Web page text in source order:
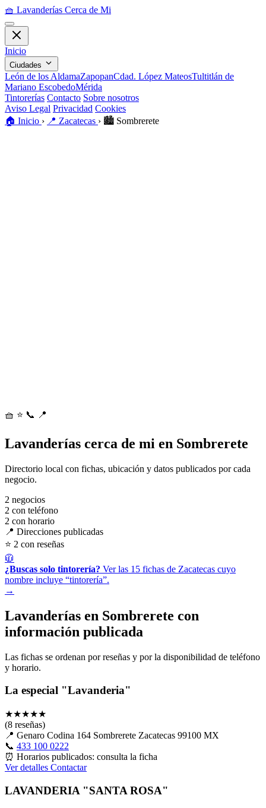
🧺 Lavanderías Cerca de Mi
Inicio
Ciudades
León de los AldamaZapopanCdad. López MateosTultitlán de
Mariano EscobedoMérida
Tintorerías Contacto Sobre nosotros
Aviso Legal Privacidad Cookies
🏠 Inicio › 📍 Zacatecas › 🏙️ Sombrerete
🧺 ⭐ 📞 📍
Lavanderías cerca de mi en Sombrerete
Directorio local con fichas, ubicación y datos publicados por cada
negocio.
2 negocios
2 con teléfono
2 con horario
📍 Direcciones publicadas
⭐ 2 con reseñas
🧥
¿Buscas solo tintorería? Ver las 15 fichas de Zacatecas cuyo
nombre incluye “tintorería”.
→
Lavanderías en Sombrerete con
información publicada
Las fichas se ordenan por reseñas y por la disponibilidad de teléfono
y horario.
La especial "Lavanderia"
★★★★★
(8 reseñas)
📍 Genaro Codina 164 Sombrerete Zacatecas 99100 MX
📞 433 100 0222
⏰ Horarios publicados: consulta la ficha
Ver detalles Contactar
LAVANDERIA "SANTA ROSA"